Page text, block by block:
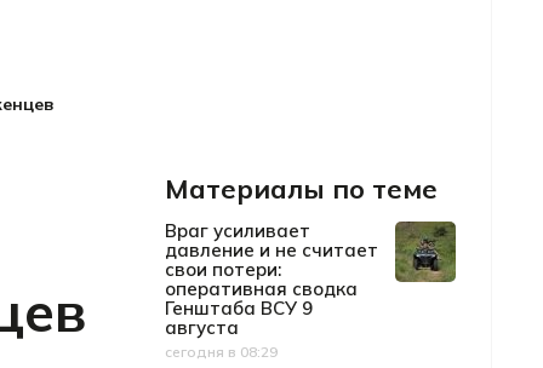
Материалы по теме
Враг усиливает
давление и не считает
свои потери:
оперативная сводка
Генштаба ВСУ 9
августа
Дата публикации
сегодня в 08:29